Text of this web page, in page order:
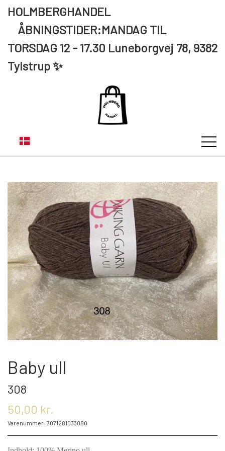
HOLMBERGHANDEL
ÅBNINGSTIDER:MANDAG TIL
TORSDAG 12 - 17.30 Luneborgvej 78, 9382
Tylstrup ✨
KUNDE LOGIN
OM OS
KONTAKT OS
MARKEDER
KATEGORIER
Baby ull
308
50,00 kr.
Varenummer: 7071281033080